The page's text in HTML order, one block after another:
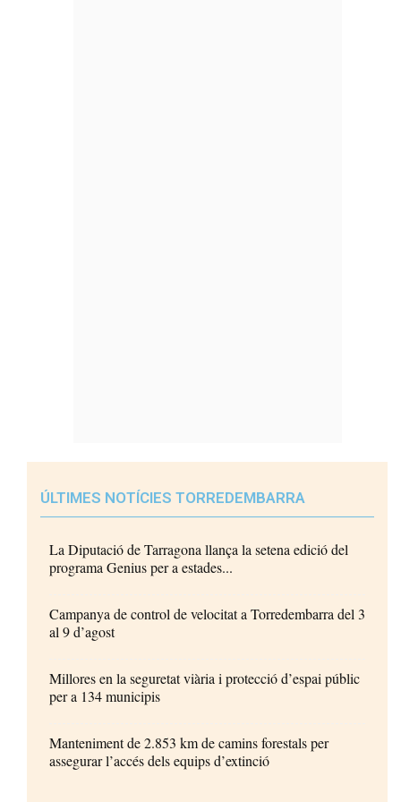
ÚLTIMES NOTÍCIES TORREDEMBARRA
La Diputació de Tarragona llança la setena edició del
programa Genius per a estades...
Campanya de control de velocitat a Torredembarra del 3
al 9 d’agost
Millores en la seguretat viària i protecció d’espai públic
per a 134 municipis
Manteniment de 2.853 km de camins forestals per
assegurar l’accés dels equips d’extinció